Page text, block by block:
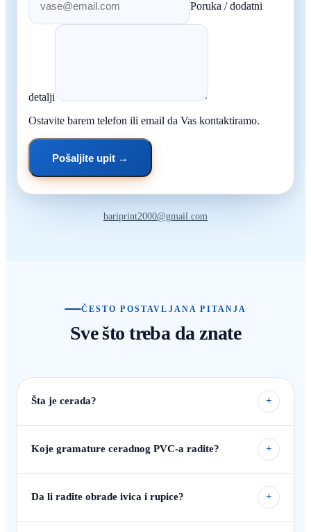
Poruka / dodatni
detalji
Ostavite barem telefon ili email da Vas kontaktiramo.
Pošaljite upit →
bariprint2000@gmail.com
ČESTO POSTAVLJANA PITANJA
Sve što treba da znate
Šta je cerada? +
Koje gramature ceradnog PVC-a radite? +
Da li radite obrade ivica i rupice? +